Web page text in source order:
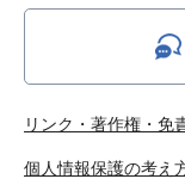
リンク・著作権・免
個人情報保護の考え